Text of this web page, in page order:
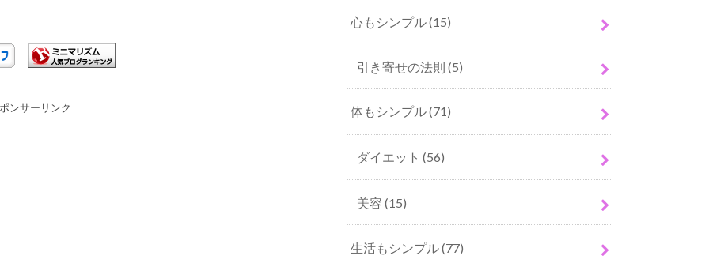
ンサーリンク
心もシンプル(15)
引き寄せの法則 (5)
体もシンプル(71)
ダイエット (56)
美容 (15)
生活もシンプル(77)